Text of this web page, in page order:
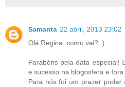
Samanta 22 abril, 2013 23:02
Olá Regina, como vai? :)
Parabéns pela data especial!
e sucesso na blogosfera e fora
Para nós foi um prazer poder